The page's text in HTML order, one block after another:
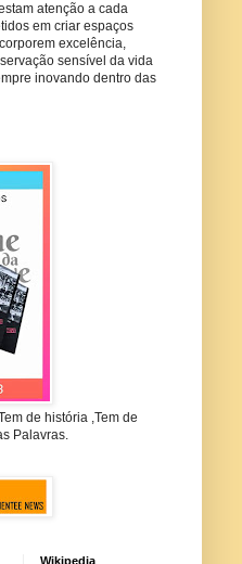
atenção a cada
em criar espaços
excelência,
sensível da vida
inovando dentro das
de história ,Tem de
Palavras.
Wikipedia